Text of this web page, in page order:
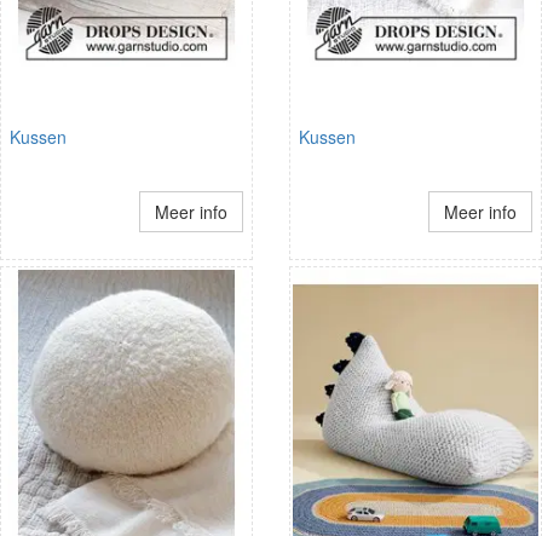
Kussen
Meer info
Kussen
Meer info